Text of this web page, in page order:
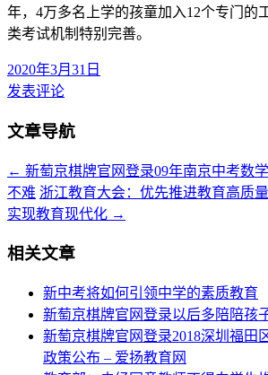
年，4万多名上学的孩童加入12个专门的
类考试机制特别完善。
2020年3月31日
发表评论
文章导航
← 新萄京棋牌官网登录09年南京中考数
不难 浙江教育大会：优先推进教育高质
实现教育现代化 →
相关文章
新中考将如何引领中学的素质教育
新萄京棋牌官网登录以后多陪陪孩
新萄京棋牌官网登录2018深圳福田
政策公布 – 爱扬教育网